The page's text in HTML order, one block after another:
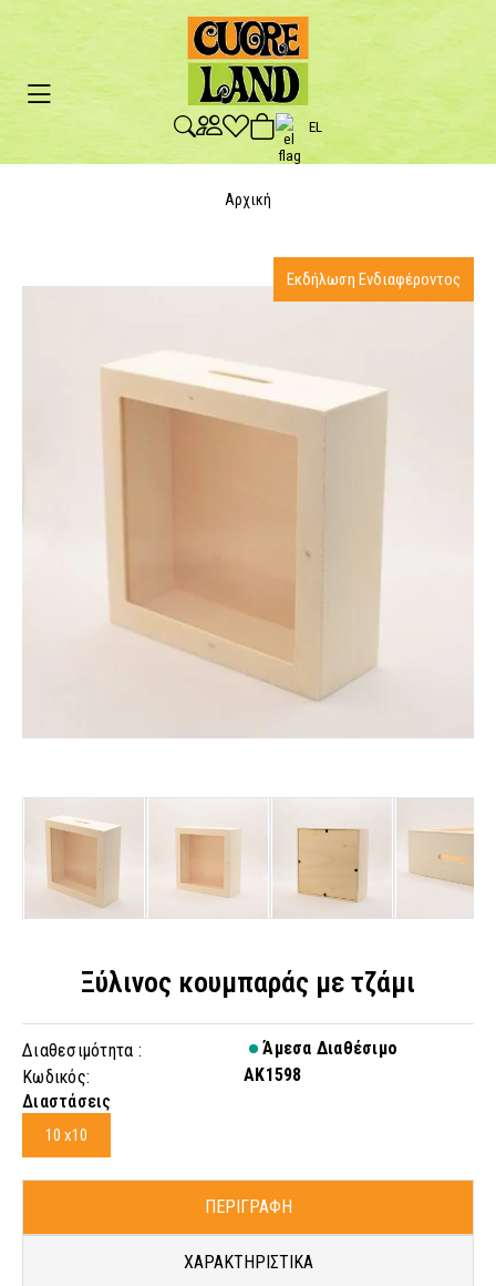
EL
Αρχική
Ξύλινος κουμπαράς με τζάμι
Διαθεσιμότητα :
Άμεσα Διαθέσιμο
Κωδικός:
AK1598
Διαστάσεις
10 x10
ΠΕΡΙΓΡΑΦΗ
ΧΑΡΑΚΤΗΡΙΣΤΙΚΑ
Εκδήλωση Ενδιαφέροντος